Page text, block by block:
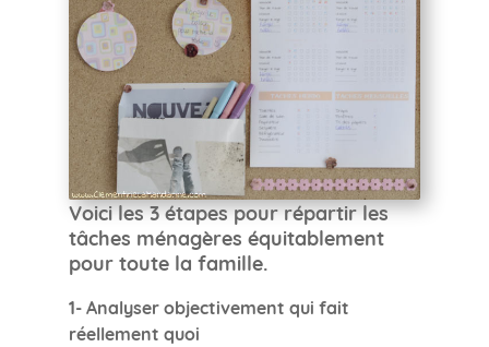
Voici les 3 étapes pour répartir les
tâches ménagères équitablement
pour toute la famille.
1- Analyser objectivement qui fait
réellement quoi